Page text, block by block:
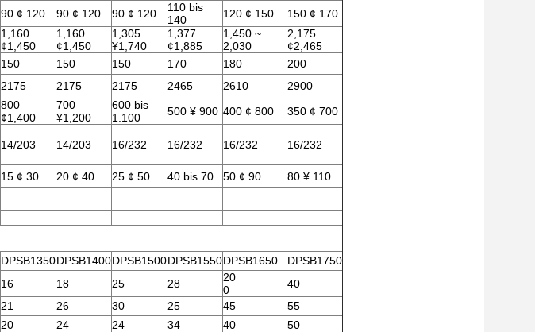
90 ¢ 120 90 ¢ 120 90 ¢ 120
110 bis
140
120 ¢ 150 150 ¢ 170
1,160
¢1,450
1,160
¢1,450
1,305
¥1,740
1,377
¢1,885
1,450 ~
2,030
2,175
¢2,465
150 150 150 170 180
200
2175 2175 2175 2465 2610
2900
800
¢1,400
700
¥1,200
600 bis
1.100
500 ¥ 900 400 ¢ 800 350 ¢ 700
14/203 14/203 16/232 16/232 16/232 16/232
15 ¢ 30 20 ¢ 40 25 ¢ 50 40 bis 70 50 ¢ 90 80 ¥ 110
DPSB1350DPSB1400DPSB1500DPSB1550DPSB1650 DPSB1750
16 18 25 28
20
0
40
21 26 30 25 45
55
20 24 24 34 40
50